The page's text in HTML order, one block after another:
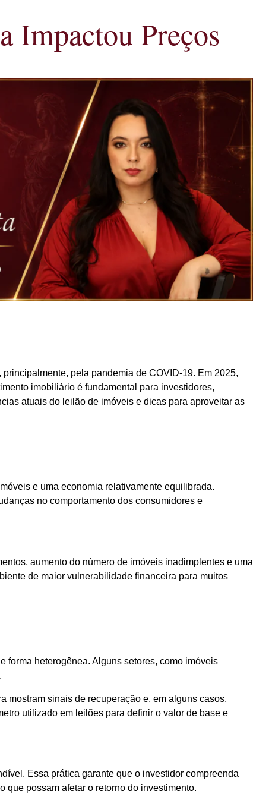
Impactou Preços
pela pandemia de COVID-19. Em 2025,
imobiliário é fundamental para investidores,
atuais do leilão de imóveis e dicas para aproveitar as
e uma economia relativamente equilibrada.
no comportamento dos consumidores e
aumento do número de imóveis inadimplentes e uma
de maior vulnerabilidade financeira para muitos
forma heterogênea. Alguns setores, como imóveis
mostram sinais de recuperação e, em alguns casos,
utilizado em leilões para definir o valor de base e
Essa prática garante que o investidor compreenda
possam afetar o retorno do investimento.